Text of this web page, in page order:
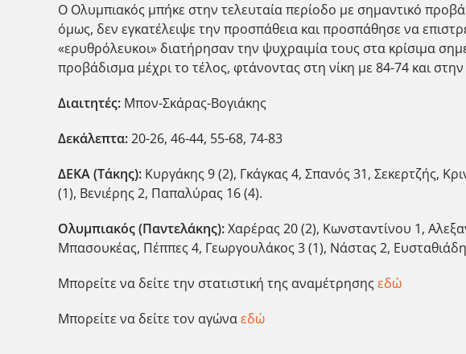
Ο Ολυμπιακός μπήκε στην τελευταία περίοδο με σημαντικό
όμως, δεν εγκατέλειψε την προσπάθεια και προσπάθησε να
«ερυθρόλευκοι» διατήρησαν την ψυχραιμία τους στα κρίσιμα
προβάδισμα μέχρι το τέλος, φτάνοντας στη νίκη με 84-74 και
Διαιτητές: Μπον-Σκάρας-Βογιάκης
Δεκάλεπτα:20-26, 46-44, 55-68, 74-83
ΔΕΚΑ (Τάκης): Κυργάκης 9 (2), Γκάγκας 4, Σπανός 31, Σεκερτζής,
(1), Βενιέρης 2, Παπαλύρας 16 (4).
Ολυμπιακός (Παντελάκης):Χαρέρας 20 (2), Κωνσταντίνου 1,
Μπασουκέας, Πέππες 4, Γεωργουλάκος 3 (1), Νάστας 2,
Μπορείτε να δείτε την στατιστική της αναμέτρησηςεδώ
Μπορείτε να δείτε τον αγώναεδώ